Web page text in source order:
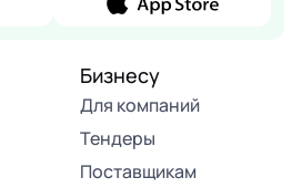
Бизнесу
Для компаний
Тендеры
Поставщикам